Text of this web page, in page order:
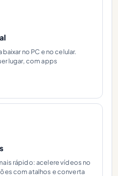
no PC e no celular.
lugar, com apps
rápido: acelere vídeos no
com atalhos e converta